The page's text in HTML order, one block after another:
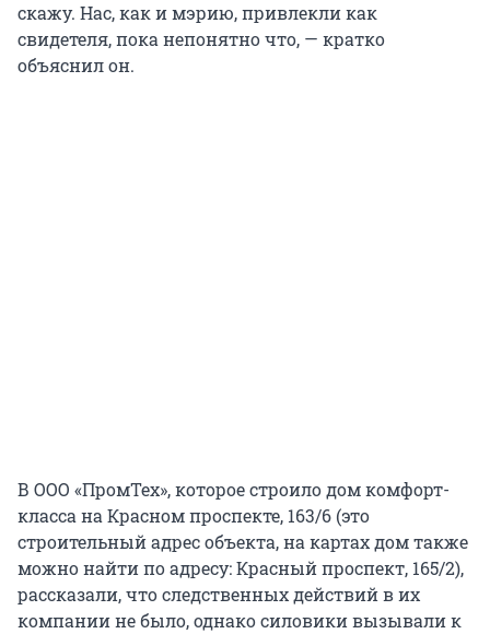
скажу. Нас, как и мэрию, привлекли как
свидетеля, пока непонятно что, — кратко
объяснил он.
В ООО «ПромТех», которое строило дом комфорт-
класса на Красном проспекте, 163/6 (это
строительный адрес объекта, на картах дом также
можно найти по адресу: Красный проспект, 165/2),
рассказали, что следственных действий в их
компании не было, однако силовики вызывали к